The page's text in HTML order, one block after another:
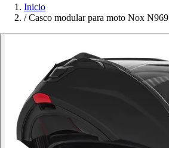
Inicio
/ Casco modular para moto Nox N969